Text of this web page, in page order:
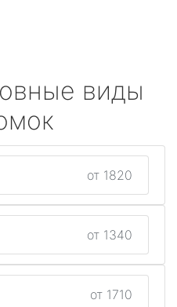
виды
от 1820
от 1340
от 1710